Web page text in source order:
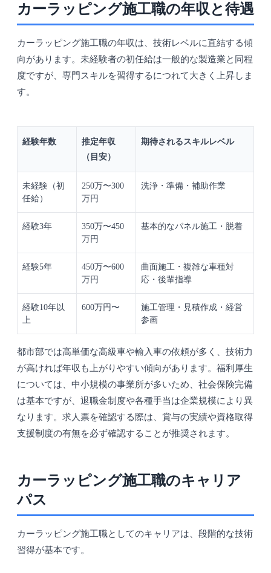
カーラッピング施工職の年収と待遇
カーラッピング施工職の年収は、技術レベルに直結する傾
向があります。未経験者の初任給は一般的な製造業と同程
度ですが、専門スキルを習得するにつれて大きく上昇しま
す。
経験年数
推定年収
（目安）
期待されるスキルレベル
未経験（初
任給）
250万〜300
万円
洗浄・準備・補助作業
経験3年
350万〜450
万円
基本的なパネル施工・脱着
経験5年
450万〜600
万円
曲面施工・複雑な車種対
応・後輩指導
経験10年以
上
600万円〜
施工管理・見積作成・経営
参画
都市部では高単価な高級車や輸入車の依頼が多く、技術力
が高ければ年収も上がりやすい傾向があります。福利厚生
については、中小規模の事業所が多いため、社会保険完備
は基本ですが、退職金制度や各種手当は企業規模により異
なります。求人票を確認する際は、賞与の実績や資格取得
支援制度の有無を必ず確認することが推奨されます。
カーラッピング施工職のキャリア
パス
カーラッピング施工職としてのキャリアは、段階的な技術
習得が基本です。